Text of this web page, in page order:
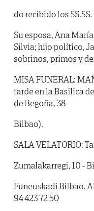
do recibido los SS.SS.
Su esposa, Ana
Silvia; hijo político,
sobrinos, primos y
MISA FUNERAL:
tarde en la Basilica
de Begoña, 38 -
Bilbao).
SALA VELATORIO:
Zumalakarregi, 10 -
Funeuskadi Bilbao.
94 423 72 50